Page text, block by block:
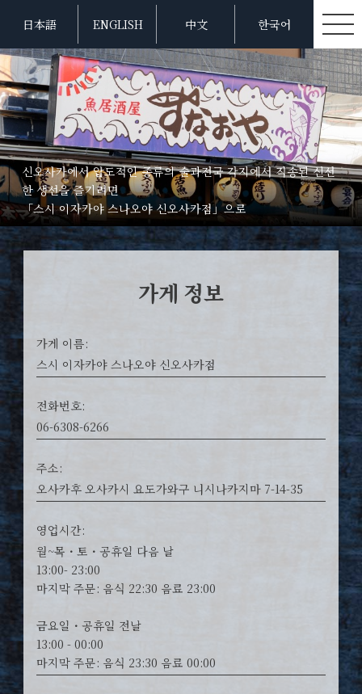
日本語 ENGLISH 中文 한국어
신오사카에서 압도적인 종류의 술과전국 각지에서 직송된 신선
한 생선을 즐기려면
「스시 이자카야 스나오야 신오사카점」으로
가게 정보
가게 이름:
스시 이자카야 스나오야 신오사카점
전화번호:
06-6308-6266
주소:
오사카후 오사카시 요도가와구 니시나카지마 7-14-35
영업시간:
월~목・토・공휴일 다음 날
13:00- 23:00
마지막 주문: 음식 22:30 음료 23:00
금요일・공휴일 전날
13:00 - 00:00
마지막 주문: 음식 23:30 음료 00:00